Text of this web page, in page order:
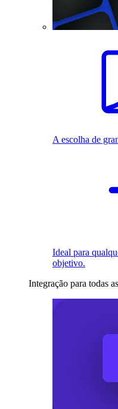
A escolha de
Ideal para
objetivo.
Integração para todas